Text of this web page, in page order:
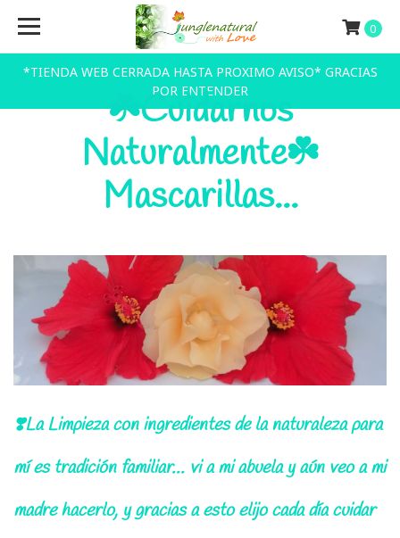
*TIENDA WEB CERRADA HASTA PROXIMO AVISO* GRACIAS
POR ENTENDER
0
☘️Cuidarnos
Naturalmente☘️
Mascarillas...
❣️La Limpieza con ingredientes de la naturaleza para
mí es tradición familiar... vi a mi abuela y aún veo a mi
madre hacerlo, y gracias a esto elijo cada día cuidar